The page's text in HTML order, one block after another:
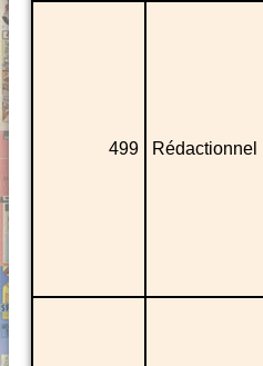
499 Rédactionnel